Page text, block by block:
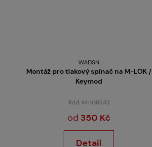
WADSN
Montáž pro tlakový spínač na M-LOK /
Keymod
Kód: M-108343
od 350 Kč
Detail